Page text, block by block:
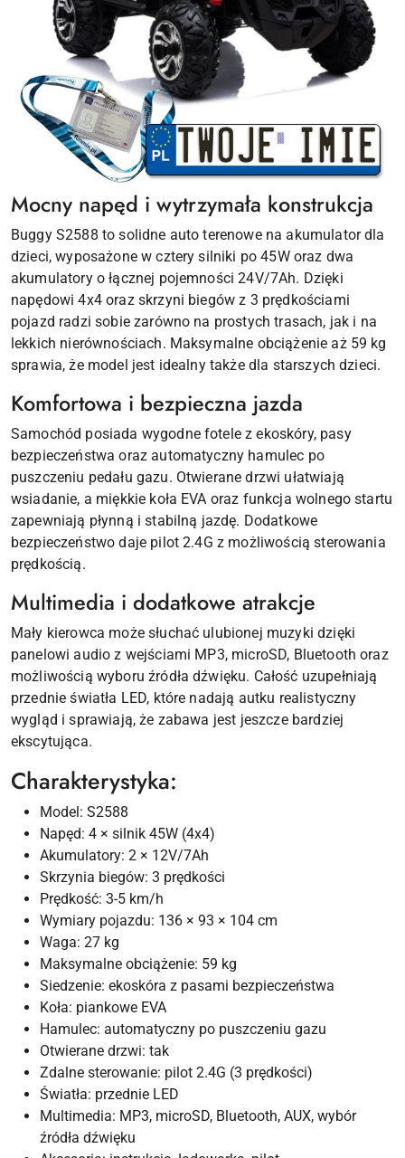
Mocny napęd i wytrzymała konstrukcja
Buggy S2588 to solidne auto terenowe na akumulator dla
dzieci, wyposażone w cztery silniki po 45W oraz dwa
akumulatory o łącznej pojemności 24V/7Ah. Dzięki
napędowi 4x4 oraz skrzyni biegów z 3 prędkościami
pojazd radzi sobie zarówno na prostych trasach, jak i na
lekkich nierównościach. Maksymalne obciążenie aż 59 kg
sprawia, że model jest idealny także dla starszych dzieci.
Komfortowa i bezpieczna jazda
Samochód posiada wygodne fotele z ekoskóry, pasy
bezpieczeństwa oraz automatyczny hamulec po
puszczeniu pedału gazu. Otwierane drzwi ułatwiają
wsiadanie, a miękkie koła EVA oraz funkcja wolnego startu
zapewniają płynną i stabilną jazdę. Dodatkowe
bezpieczeństwo daje pilot 2.4G z możliwością sterowania
prędkością.
Multimedia i dodatkowe atrakcje
Mały kierowca może słuchać ulubionej muzyki dzięki
panelowi audio z wejściami MP3, microSD, Bluetooth oraz
możliwością wyboru źródła dźwięku. Całość uzupełniają
przednie światła LED, które nadają autku realistyczny
wygląd i sprawiają, że zabawa jest jeszcze bardziej
ekscytująca.
Charakterystyka:
Model: S2588
Napęd: 4 × silnik 45W (4x4)
Akumulatory: 2 × 12V/7Ah
Skrzynia biegów: 3 prędkości
Prędkość: 3-5 km/h
Wymiary pojazdu: 136 × 93 × 104 cm
Waga: 27 kg
Maksymalne obciążenie: 59 kg
Siedzenie: ekoskóra z pasami bezpieczeństwa
Koła: piankowe EVA
Hamulec: automatyczny po puszczeniu gazu
Otwierane drzwi: tak
Zdalne sterowanie: pilot 2.4G (3 prędkości)
Światła: przednie LED
Multimedia: MP3, microSD, Bluetooth, AUX, wybór
źródła dźwięku